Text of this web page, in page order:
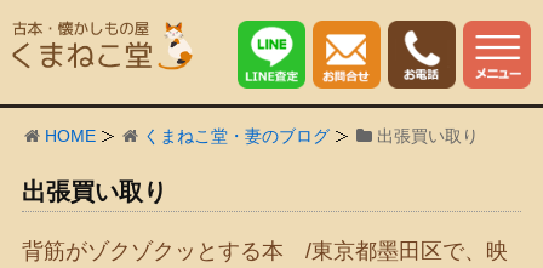
HOME くまねこ堂・妻のブログ 出張買い取り
出張買い取り
背筋がゾクゾクッとする本 /東京都墨田区で、映